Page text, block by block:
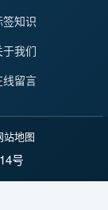
签知识
于我们
线留言
站地图
号